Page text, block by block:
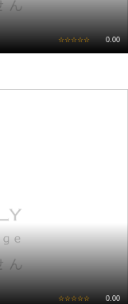
☆☆☆☆☆ 0.00
☆☆☆☆☆ 0.00